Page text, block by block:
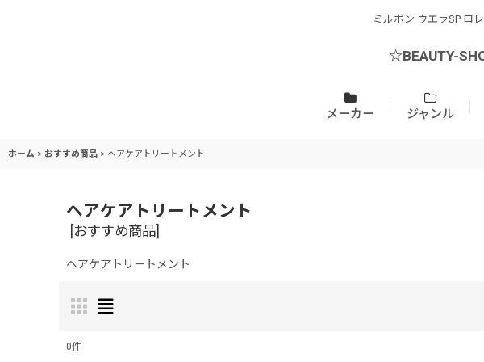
ミルボン ウエラSP ロ
☆BEAUTY-
メーカー ジャンル
ホーム > おすすめ商品 > ヘアケアトリートメント
ヘアケアトリートメント
おすすめ商品
ヘアケアトリートメント
0件